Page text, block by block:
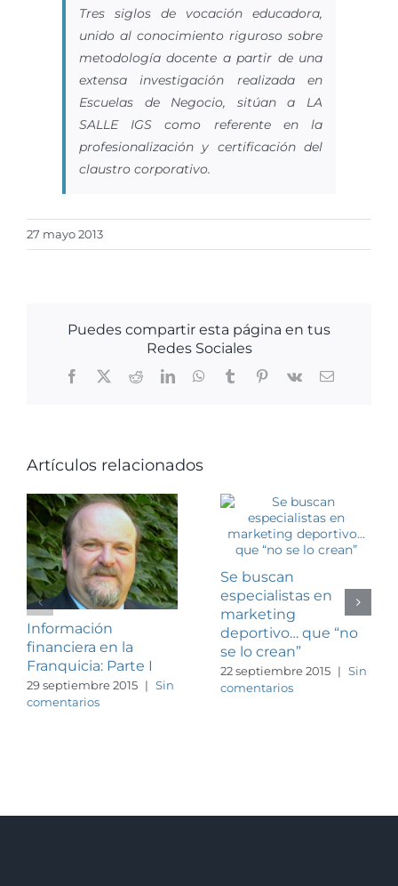
Tres siglos de vocación educadora,
unido al conocimiento riguroso sobre
metodología docente a partir de una
extensa investigación realizada en
Escuelas de Negocio, sitúan a LA
SALLE IGS como referente en la
profesionalización y certificación del
claustro corporativo.
27 mayo 2013
Puedes compartir esta página en tus
Redes Sociales
Facebook
X RedditLinkedInWhatsApp
TumblrPinterest
Vk
Correo
Artículos relacionados
Información
financiera en la
Franquicia: Parte I
29 septiembre 2015 | Sin
comentarios
Se buscan
especialistas en
marketing
deportivo… que “no
se lo crean”
22 septiembre 2015 | Sin
comentarios